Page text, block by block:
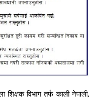
विभाग तर्फ काली नेपाली,